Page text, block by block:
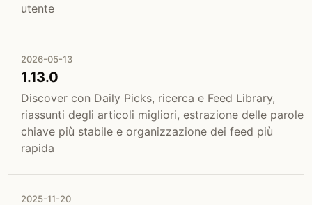
utente
2026-05-13
1.13.0
Discover con Daily Picks, ricerca e Feed Library,
riassunti degli articoli migliori, estrazione delle parole
chiave più stabile e organizzazione dei feed più
rapida
2025-11-20